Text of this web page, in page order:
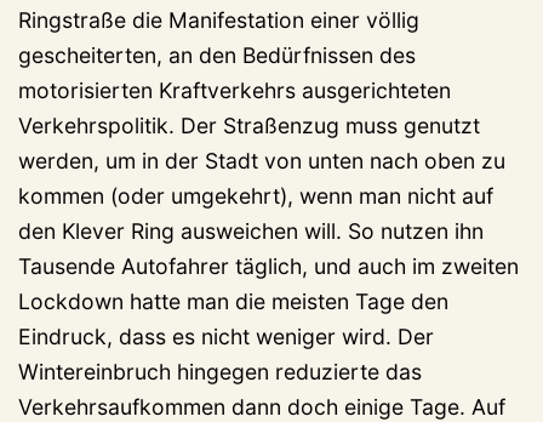
Ringstraße die Manifestation einer völlig
gescheiterten, an den Bedürfnissen des
motorisierten Kraftverkehrs ausgerichteten
Verkehrspolitik. Der Straßenzug muss genutzt
werden, um in der Stadt von unten nach oben zu
kommen (oder umgekehrt), wenn man nicht auf
den Klever Ring ausweichen will. So nutzen ihn
Tausende Autofahrer täglich, und auch im zweiten
Lockdown hatte man die meisten Tage den
Eindruck, dass es nicht weniger wird. Der
Wintereinbruch hingegen reduzierte das
Verkehrsaufkommen dann doch einige Tage. Auf